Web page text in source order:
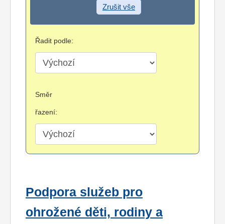
Zrušit vše
Řadit podle:
Směr
řazení:
Podpora služeb pro
ohrožené děti, rodiny a